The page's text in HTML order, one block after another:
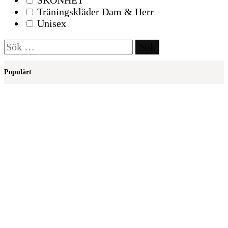
Träningskläder Dam & Herr
Unisex
Sök
efter:
Populärt